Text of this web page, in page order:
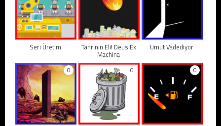
Seri Üretim Tanrının Eli! Deus Ex
Machina
Umut Vadediyor
0 0 0